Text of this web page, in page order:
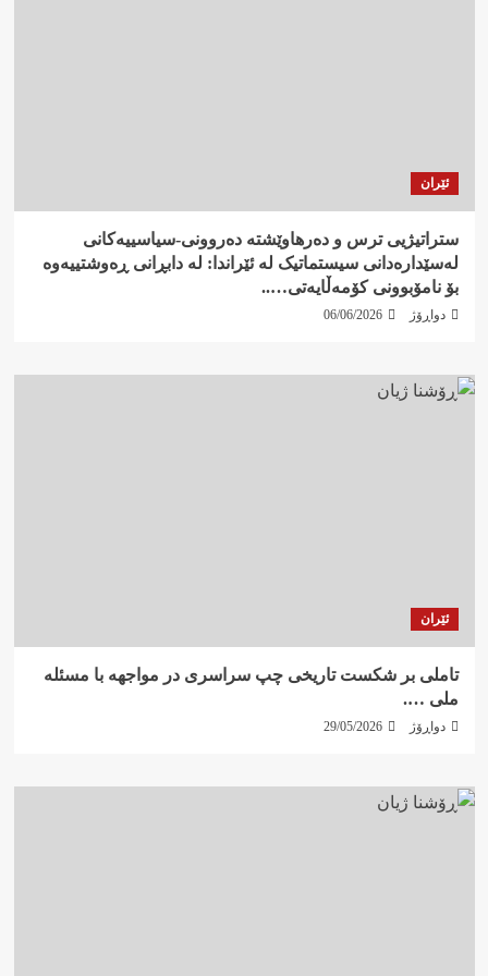
ئێران
ستراتیژیی ترس و دەرهاوێشتە دەروونی-سیاسییەکانی
لەسێدارەدانی سیستماتیک لە ئێراندا: لە دابڕانی ڕەوشتییەوە
بۆ نامۆبوونی کۆمەڵایەتی…..
دواڕۆژ 06/06/2026
ئێران
تاملی بر شکست تاریخی چپ سراسری در مواجهه با مسئله
ملی ….
دواڕۆژ 29/05/2026